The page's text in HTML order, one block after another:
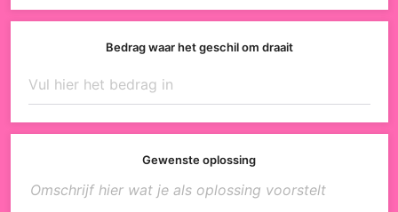
Bedrag waar het geschil om draait
Gewenste oplossing